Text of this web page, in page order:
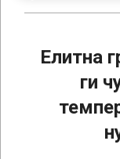
Елитна
ги